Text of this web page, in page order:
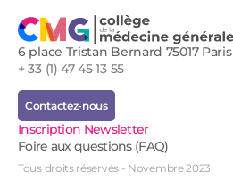
6 place Tristan Bernard 75017 Paris
+ 33 (1) 47 45 13 55
Contactez-nous
Inscription Newsletter
Foire aux questions (FAQ)
Tous droits réservés - Novembre 2023